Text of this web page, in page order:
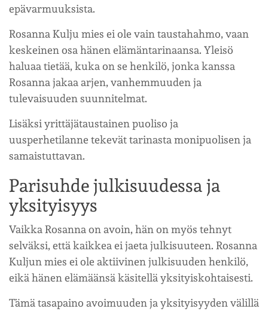
epävarmuuksista.
Rosanna Kulju mies ei ole vain taustahahmo, vaan
keskeinen osa hänen elämäntarinaansa. Yleisö
haluaa tietää, kuka on se henkilö, jonka kanssa
Rosanna jakaa arjen, vanhemmuuden ja
tulevaisuuden suunnitelmat.
Lisäksi yrittäjätaustainen puoliso ja
uusperhetilanne tekevät tarinasta monipuolisen ja
samaistuttavan.
Parisuhde julkisuudessa ja
yksityisyys
Vaikka Rosanna on avoin, hän on myös tehnyt
selväksi, että kaikkea ei jaeta julkisuuteen. Rosanna
Kuljun mies ei ole aktiivinen julkisuuden henkilö,
eikä hänen elämäänsä käsitellä yksityiskohtaisesti.
Tämä tasapaino avoimuuden ja yksityisyyden välillä